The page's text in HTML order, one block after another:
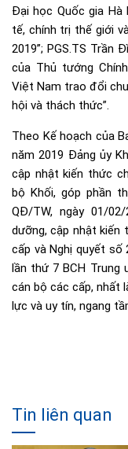
Đại học Quốc gia Hà
tế, chính trị thế giới
2019”; PGS.TS Trần
của Thủ tướng
Việt Nam trao đổi
hội và thách thức”.
Theo Kế hoạch của
năm 2019 Đảng ủy
cập nhật kiến thức
bộ Khối, góp phần
QĐ/TW, ngày 01/
dưỡng, cập nhật kiến
cấp và Nghị quyết số
lần thứ 7 BCH Trung
cán bộ các cấp, nhất
lực và uy tín, ngang
Tin liên quan